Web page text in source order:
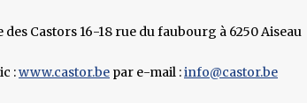
Castors 16-18 rue du faubourg à 6250 Aiseau
:www.castor.be par e-mail :info@castor.be